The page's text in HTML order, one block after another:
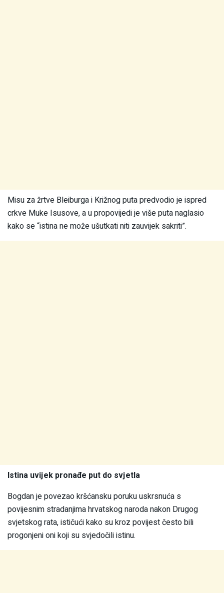
Misu za žrtve Bleiburga i Križnog puta predvodio je ispred
crkve Muke Isusove, a u propovijedi je više puta naglasio
kako se “istina ne može ušutkati niti zauvijek sakriti”.
Istina uvijek pronađe put do svjetla
Bogdan je povezao kršćansku poruku uskrsnuća s
povijesnim stradanjima hrvatskog naroda nakon Drugog
svjetskog rata, ističući kako su kroz povijest često bili
progonjeni oni koji su svjedočili istinu.